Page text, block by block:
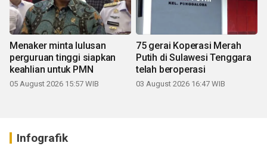
Menaker minta lulusan
perguruan tinggi siapkan
keahlian untuk PMN
05 August 2026 15:57 WIB
75 gerai Koperasi Merah
Putih di Sulawesi Tenggara
telah beroperasi
03 August 2026 16:47 WIB
Infografik